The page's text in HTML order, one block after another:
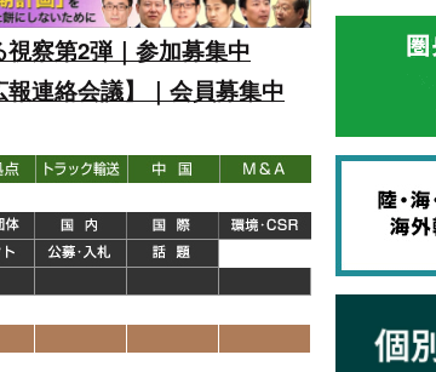
察第2弾｜参加募集中
連絡会議】｜会員募集中